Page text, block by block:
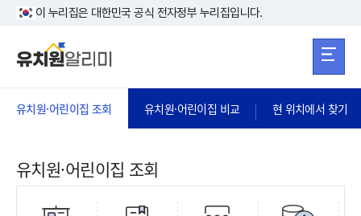
본문 바로가기
이 누리집은 대한민국 공식 전자정부 누리집입니다.
유치원·어린이집 조회 유치원·어린이집 비교 현 위치에서 찾기
유치원·어린이집 조회